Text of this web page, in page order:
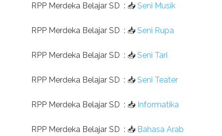
RPP Merdeka Belajar SD : 📥 Seni Musik
RPP Merdeka Belajar SD : 📥 Seni Rupa
RPP Merdeka Belajar SD : 📥 Seni Tari
RPP Merdeka Belajar SD : 📥 Seni Teater
RPP Merdeka Belajar SD : 📥 Informatika
RPP Merdeka Belajar SD : 📥 Bahasa Arab